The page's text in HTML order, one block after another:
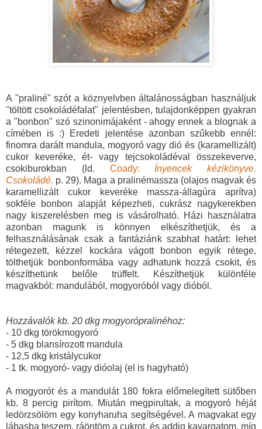
A "praliné" szót a köznyelvben általánosságban használjuk
"töltött csokoládéfalat" jelentésben, tulajdonképpen gyakran
a "bonbon" szó szinonimájaként - ahogy ennek a blognak a
címében is :) Eredeti jelentése azonban szűkebb ennél:
finomra darált mandula, mogyoró vagy dió és (karamellizált)
cukor keveréke, ét- vagy tejcsokoládéval összekeverve,
csokiburokban (ld. Coady: Ínyencek kézikönyve.
Csokoládé. p. 29). Maga a pralinémassza (olajos magvak és
karamellizált cukor keveréke massza-állagúra aprítva)
sokféle bonbon alapját képezheti, cukrász nagykerekben
nagy kiszerelésben meg is vásárolható. Házi használatra
azonban magunk is könnyen elkészíthetjük, és a
felhasználásának csak a fantáziánk szabhat határt: lehet
rétegezett, kézzel kockára vágott bonbon egyik rétege,
tölthetjük bonbonformába vagy adhatunk hozzá csokit, és
készíthetünk belőle trüffelt. Készíthetjük különféle
magvakból: mandulából, mogyoróból vagy dióból.
Hozzávalók kb. 20 dkg mogyorópralinéhoz:
- 10 dkg törökmogyoró
- 5 dkg blansírozott mandula
- 12,5 dkg kristálycukor
- 1 tk. mogyoró- vagy dióolaj (el is hagyható)
A mogyorót és a mandulát 180 fokra előmelegített sütőben
kb. 8 percig pirítom. Miután megpirultak, a mogyoró héját
ledörzsölöm egy konyharuha segítségével. A magvakat egy
lábasba teszem, ráöntöm a cukrot, és addig kavargatom, míg